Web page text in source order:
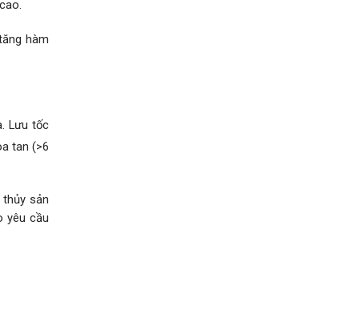
hàm
Lưu tốc
tan (>6
sản
yêu cầu